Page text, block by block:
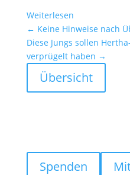
Weiter­lesen
← Keine Hinweise nach
Diese Jungs sollen
verprü­gelt haben →
Übersicht
Spenden